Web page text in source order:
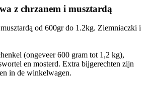
z chrzanem i musztardą
od 600gr do 1.2kg. Ziemniaczki i
(ongeveer 600 gram tot 1,2 kg),
en mosterd. Extra bijgerechten zijn
in de winkelwagen.